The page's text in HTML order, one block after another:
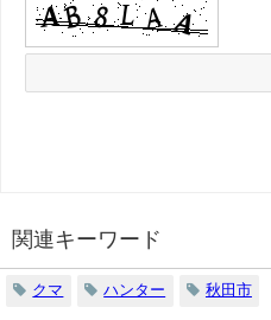
関連キーワード
クマ ハンター 秋田市